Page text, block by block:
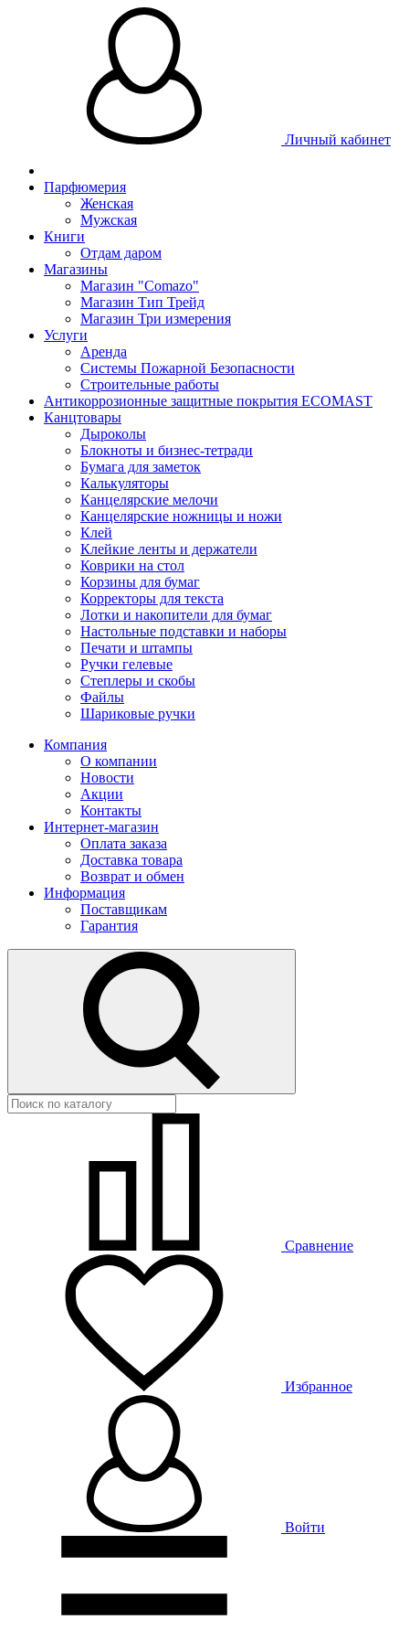
Личный кабинет
Парфюмерия
Женская
Мужская
Книги
Отдам даром
Магазины
Магазин "Comazo"
Магазин Тип Трейд
Магазин Три измерения
Услуги
Аренда
Системы Пожарной Безопасности
Строительные работы
Антикоррозионные защитные покрытия ECOMAST
Канцтовары
Дыроколы
Блокноты и бизнес-тетради
Бумага для заметок
Калькуляторы
Канцелярские мелочи
Канцелярские ножницы и ножи
Клей
Клейкие ленты и держатели
Коврики на стол
Корзины для бумаг
Корректоры для текста
Лотки и накопители для бумаг
Настольные подставки и наборы
Печати и штампы
Ручки гелевые
Степлеры и скобы
Файлы
Шариковые ручки
Компания
О компании
Новости
Акции
Контакты
Интернет-магазин
Оплата заказа
Доставка товара
Возврат и обмен
Информация
Поставщикам
Гарантия
Сравнение
Избранное
Войти